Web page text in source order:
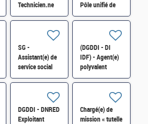
Technicien.ne
Système en
Windows Server
H/F
Pôle unifié de
contrôle fiscal
SG -
Assistant(e) de
service social
Région PACA
(DGDDI - DI
IDF) - Agent(e)
polyvalent
maintenance/
de l'Unité de
Soutien (cat. C)
H/F
DGDDI - DNRED
Exploitant
Chargé(e) de
mission « tutelle